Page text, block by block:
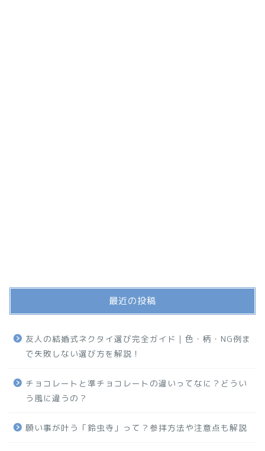
最近の投稿
友人の結婚式ネクタイ選び完全ガイド｜色・柄・NG例ま
で失敗しない選び方を解説！
チョコレートと準チョコレートの違いってなに？どうい
う風に違うの？
願い事が叶う「鈴虫寺」って？参拝方法や注意点も解説